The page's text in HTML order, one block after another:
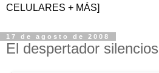
CELULARES + MÁS]
17 de agosto de 2008
El despertador